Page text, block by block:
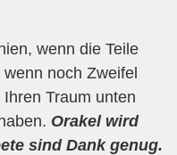
wenn die Teile
noch Zweifel
Traum unten
Orakel wird
sind Dank genug.